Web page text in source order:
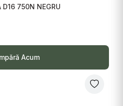
D16 750N NEGRU
Acum